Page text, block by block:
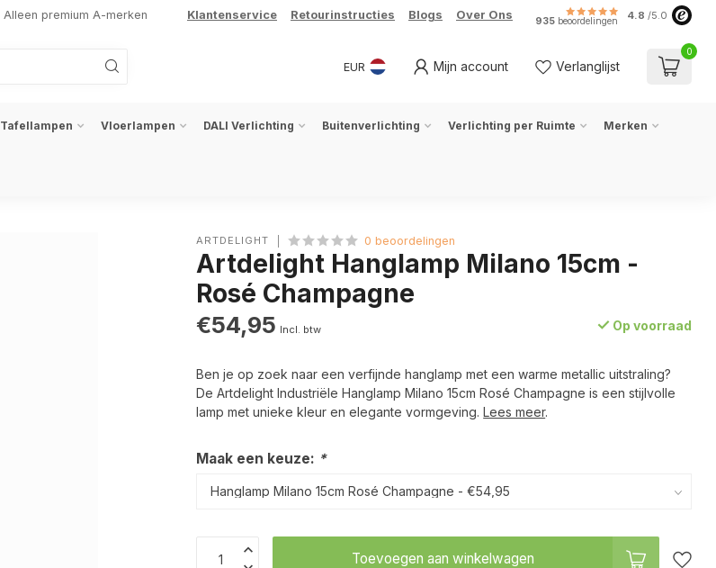
Alleen premium A-merken Klantenservice Retourinstructies Blogs Over Ons 935 beoordelingen 4.8 /5.0
EUR Mijn account Verlanglijst
0
Tafellampen Vloerlampen DALI Verlichting Buitenverlichting Verlichting per Ruimte Merken
ARTDELIGHT 0 beoordelingen
Artdelight Hanglamp Milano 15cm -
Rosé Champagne
€54,95 Incl. btw Op voorraad
Ben je op zoek naar een verfijnde hanglamp met een warme metallic uitstraling?
De Artdelight Industriële Hanglamp Milano 15cm Rosé Champagne is een stijlvolle
lamp met unieke kleur en elegante vormgeving.Lees meer.
Maak een keuze: *
Toevoegen aan winkelwagen